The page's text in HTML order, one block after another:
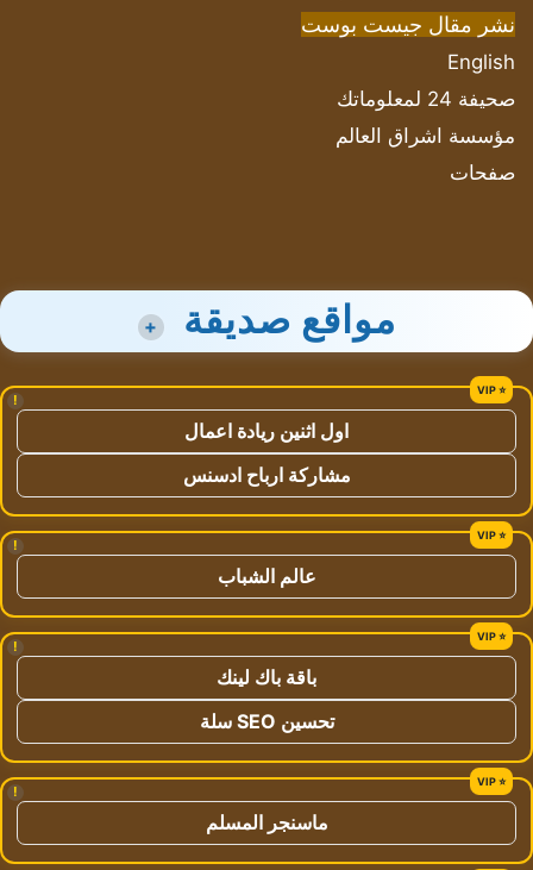
نشر مقال جيست بوست
English
صحيفة 24 لمعلوماتك
مؤسسة اشراق العالم
صفحات
مواقع صديقة +
!
اول اثنين ريادة اعمال
مشاركة ارباح ادسنس
!
عالم الشباب
!
باقة باك لينك
تحسين SEO سلة
!
ماسنجر المسلم